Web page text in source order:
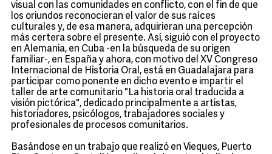
visual con las comunidades en conflicto, con el fin de que
los oriundos reconocieran el valor de sus raíces
culturales y, de esa manera, adquirieran una percepción
más certera sobre el presente. Así, siguió con el proyecto
en Alemania, en Cuba -en la búsqueda de su origen
familiar-, en España y ahora, con motivo del XV Congreso
Internacional de Historia Oral, está en Guadalajara para
participar como ponente en dicho evento e impartir el
taller de arte comunitario "La historia oral traducida a
visión pictórica", dedicado principalmente a artistas,
historiadores, psicólogos, trabajadores sociales y
profesionales de procesos comunitarios.
Basándose en un trabajo que realizó en Vieques, Puerto